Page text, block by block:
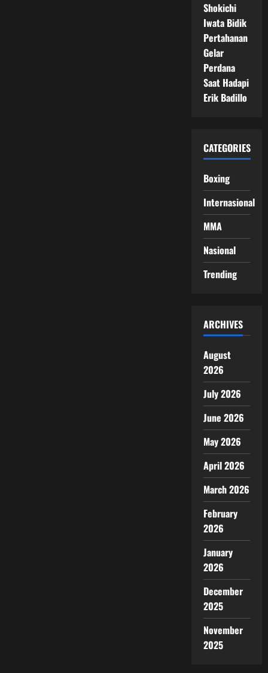
Shokichi
Iwata Bidik
Pertahanan
Gelar
Perdana
Saat Hadapi
Erik Badillo
CATEGORIES
Boxing
Internasional
MMA
Nasional
Trending
ARCHIVES
August
2026
July 2026
June 2026
May 2026
April 2026
March 2026
February
2026
January
2026
December
2025
November
2025